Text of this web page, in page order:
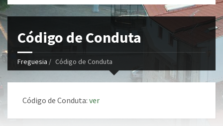
Código de Conduta
Freguesia / Código de Conduta
Código de Conduta: ver